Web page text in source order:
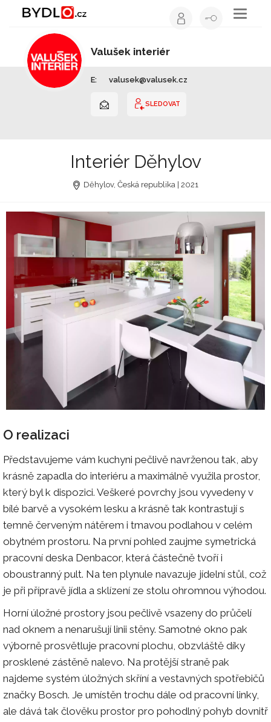
Toggle
Valušek interiér
E: valusek@valusek.cz
SLEDOVAT
Interiér Děhylov
Děhylov, Česká republika | 2021
O realizaci
Představujeme vám kuchyni pečlivě navrženou tak, aby
krásně zapadla do interiéru a maximálně využila prostor,
který byl k dispozici. Veškeré povrchy jsou vyvedeny v
bílé barvě a vysokém lesku a krásně tak kontrastují s
temně červeným nátěrem i tmavou podlahou v celém
obytném prostoru. Na první pohled zaujme symetrická
pracovní deska Denbacor, která částečně tvoří i
oboustranný pult. Na ten plynule navazuje jídelní stůl, což
je při přípravě jídla a sklízení ze stolu ohromnou výhodou.
Horní úložné prostory jsou pečlivě vsazeny do průčelí
nad oknem a nenarušují linii stěny. Samotné okno pak
výborně prosvětluje pracovní plochu, obzvláště díky
prosklené zástěně nalevo. Na protější straně pak
najdeme systém úložných skříní a vestavných spotřebičů
značky Bosch. Je umístěn trochu dále od pracovní linky,
ale dává tak člověku prostor pro pohodlný pohyb dovnitř